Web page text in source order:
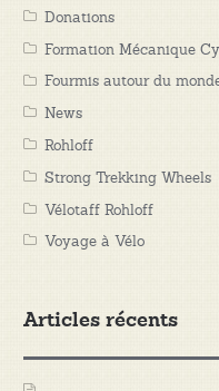
Donations
Formation Mécanique
Fourmis autour du
News
Rohloff
Strong Trekking Wheels
Vélotaff Rohloff
Voyage à Vélo
Articles récents